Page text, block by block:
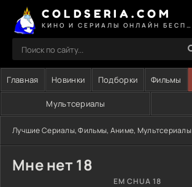
COLDSERIA.COM
Главная Новинки Подборки Фильмы
Мультсериалы
Лучшие Сериалы, Фильмы, Аниме, Мультсериалы
Мне нет 18
EM CHUA 18